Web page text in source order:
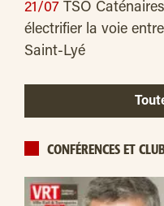
21/07 TSO
électrifier la voie
Saint-Lyé
CONFÉRENCES ET